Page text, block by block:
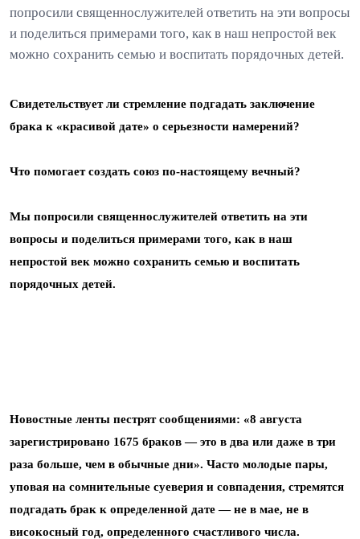
попросили священнослужителей ответить на эти вопросы
и поделиться примерами того, как в наш непростой век
можно сохранить семью и воспитать порядочных детей.
Свидетельствует ли стремление подгадать заключение
брака к «красивой дате» о серьезности намерений?
Что помогает создать союз по-настоящему вечный?
Мы попросили священнослужителей ответить на эти
вопросы и поделиться примерами того, как в наш
непростой век можно сохранить семью и воспитать
порядочных детей.
Новостные ленты пестрят сообщениями: «8 августа
зарегистрировано 1675 браков — это в два или даже в три
раза больше, чем в обычные дни». Часто молодые пары,
уповая на сомнительные суеверия и совпадения, стремятся
подгадать брак к определенной дате — не в мае, не в
високосный год, определенного счастливого числа.